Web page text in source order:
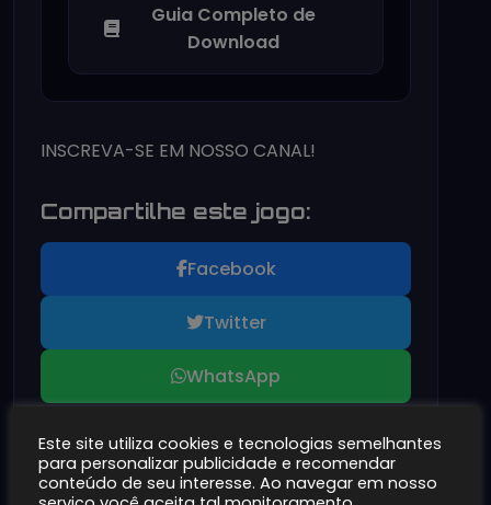
Guia Completo de
Download
INSCREVA-SE EM NOSSO CANAL!
Compartilhe este jogo:
Facebook
Twitter
WhatsApp
Este site utiliza cookies e tecnologias semelhantes
para personalizar publicidade e recomendar
conteúdo de seu interesse. Ao navegar em nosso